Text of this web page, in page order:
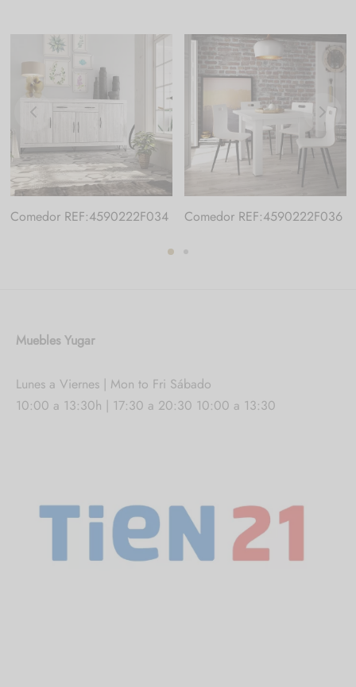
Comedor REF:4590222F034 Comedor REF:4590222F036
Muebles Yugar
Lunes a Viernes | Mon to Fri Sábado
10:00 a 13:30h | 17:30 a 20:30 10:00 a 13:30